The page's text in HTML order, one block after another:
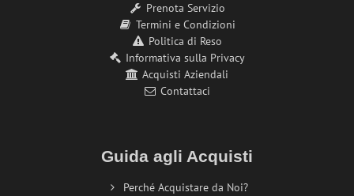
Prenota Servizio
Termini e Condizioni
Politica di Reso
Informativa sulla Privacy
Acquisti Aziendali
Contattaci
Guida agli Acquisti
Perché Acquistare da Noi?